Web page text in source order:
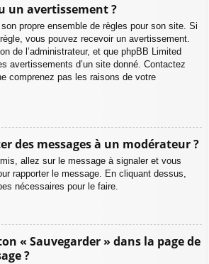
un avertissement ?
propre ensemble de règles pour son site. Si
vous pouvez recevoir un avertissement.
de l’administrateur, et que phpBB Limited
avertissements d’un site donné. Contactez
comprenez pas les raisons de votre
des messages à un modérateur ?
allez sur le message à signaler et vous
rapporter le message. En cliquant dessus,
nécessaires pour le faire.
« Sauvegarder » dans la page de
?